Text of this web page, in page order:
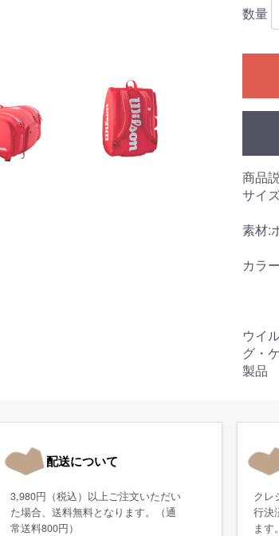
数量
商品
サイ
素材:
カラ
ウイ
グ・
製品
配送について
3,980円（税込）以上ご注文いただい
た場合、送料無料となります。（通
常送料800円）
クレ
行決
ます。